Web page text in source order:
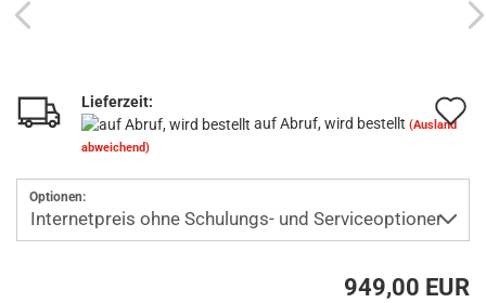
Lieferzeit:
auf Abruf, wird bestellt (Ausland
abweichend)
Optionen:
949,00 EUR